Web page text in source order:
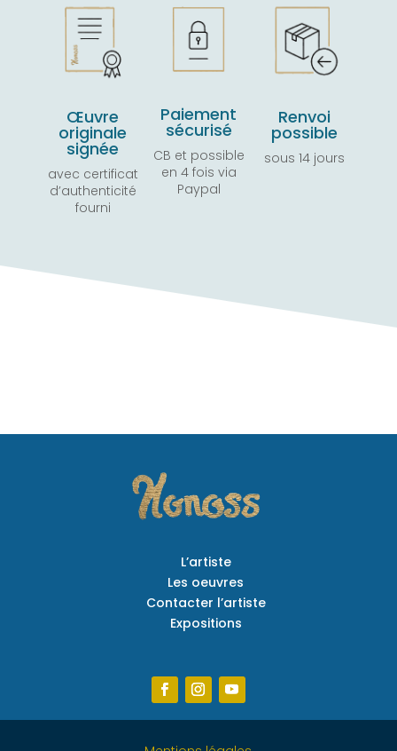
Œuvre
originale
signée
avec certificat
d’authenticité
fourni
Paiement
sécurisé
CB et possible
en 4 fois via
Paypal
Renvoi
possible
sous 14 jours
L’artiste
Les oeuvres
Contacter l’artiste
Expositions